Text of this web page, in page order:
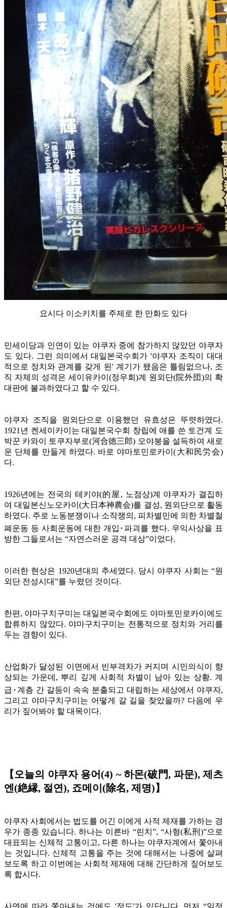
요시다 이소키치를 주제로 한 만화도 있다
민세이당과 인연이 있는 야쿠자 중에 참가하지 않았던 야쿠자
도 있다. 그런 의미에서 대일본국수회가 '야쿠자 조직이 대대
적으로 정치와 관계를 갖게 된' 계기가 됐음은 틀림없으나, 조
직 자체의 성격은 세이유카이(정우회)계 원외단(院外団)의 확
대판에 불과하였다고 할 수 있다.
야쿠자 조직을 원외단으로 이용했던 유효성은 뚜렷하였다.
1921년 켄세이카이는 대일본국수회 창립에 애를 쓴 토건계 도
박꾼 카와이 토쿠자부로(河合徳三郎) 오야붕을 설득하여 새로
운 단체를 만들게 하였다. 바로 야마토민로카이(大和民労会)
다.
1926년에는 전국의 테키야(的屋, 노점상)계 야쿠자가 결집하
여 대일본신노오카이(大日本神農会)를 결성, 원외단으로 활동
하였다. 주로 노동분쟁이나 소작쟁의, 피차별민에 의한 차별철
폐운동 등 사회운동에 대한 개입･파괴를 했다. 우익사상을 표
방한 그들로서는 “자연스러운 공격 대상”이었다.
이러한 현상은 1920년대의 추세였다. 당시 야쿠자 사회는 “원
외단 전성시대”를 누렸던 것이다.
한편, 야마구치구미는 대일본국수회에도 야마토민로카이에도
합류하지 않았다. 야마구치구미는 전통적으로 정치와 거리를
두는 경향이 있다.
산업화가 달성된 이면에서 빈부격차가 커지며 시민의식이 향
상되는 가운데, 뿌리 깊게 사회적 차별이 남아 있는 상황. 계
급･계층 간 갈등이 속속 분출되고 대립하는 세상에서 야쿠자,
그리고 야마구치구미는 어떻게 갈 길을 찾았을까? 다음에 우
리가 짚어봐야 할 대목이다.
【오늘의 야쿠자 용어(4) ~ 하몬(破門, 파문), 제츠
엔(絶縁, 절연), 죠메이(除名, 제명)】
야쿠자 사회에서는 법도를 어긴 이에게 사적 제재를 가하는 경
우가 종종 있습니다. 하나는 이른바 “린치”, “사형(私刑)”으로
대표되는 신체적 고통이고, 다른 하나는 야쿠자계에서 쫓아내
는 것입니다. 신체적 고통을 주는 것에 대해서는 나중에 살펴
보도록 하고 이번에는 사회적 제재에 대해 간단하게 짚어보도
록 합시다.
사연에 따라 쫓아내는 것에도 '정도'가 있답니다. 먼저 “일정